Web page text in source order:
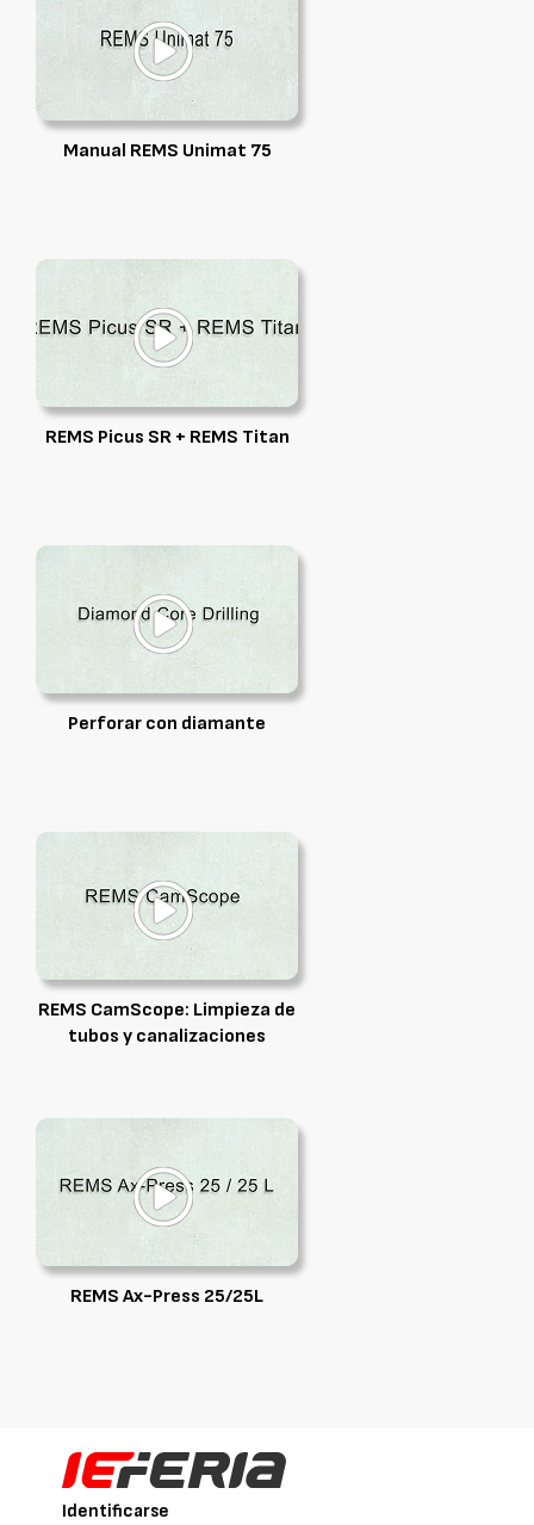
Manual REMS Unimat 75
REMS Picus SR + REMS Titan
Perforar con diamante
REMS CamScope: Limpieza de
tubos y canalizaciones
REMS Ax-Press 25/25L
Identificarse